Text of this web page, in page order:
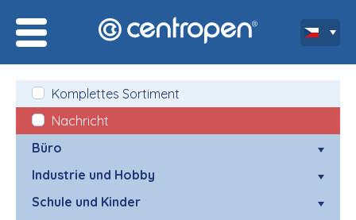
Komplettes Sortiment
Nachricht
Büro
Industrie und Hobby
Schule und Kinder